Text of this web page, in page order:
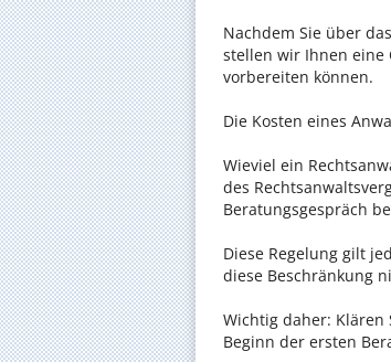
Nachdem Sie über
stellen wir Ihnen eine
vorbereiten können.
Die Kosten eines
Wieviel ein
des
Beratungsgespräch
Diese Regelung gilt
diese Beschränkung
Wichtig daher: Klären
Beginn der ersten